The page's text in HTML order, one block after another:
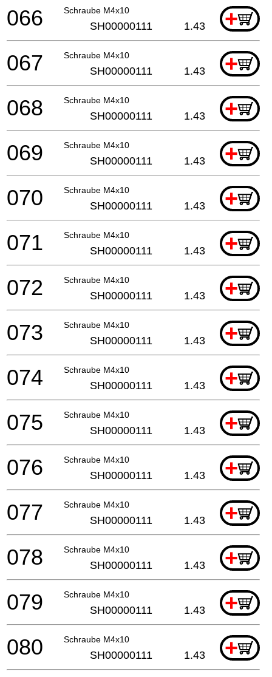
Schraube M4x10 +
066 SH00000111 1.43
Schraube M4x10 +
067 SH00000111 1.43
Schraube M4x10 +
068 SH00000111 1.43
Schraube M4x10 +
069 SH00000111 1.43
Schraube M4x10 +
070 SH00000111 1.43
Schraube M4x10 +
071 SH00000111 1.43
Schraube M4x10 +
072 SH00000111 1.43
Schraube M4x10 +
073 SH00000111 1.43
Schraube M4x10 +
074 SH00000111 1.43
Schraube M4x10 +
075 SH00000111 1.43
Schraube M4x10 +
076 SH00000111 1.43
Schraube M4x10 +
077 SH00000111 1.43
Schraube M4x10 +
078 SH00000111 1.43
Schraube M4x10 +
079 SH00000111 1.43
Schraube M4x10 +
080 SH00000111 1.43